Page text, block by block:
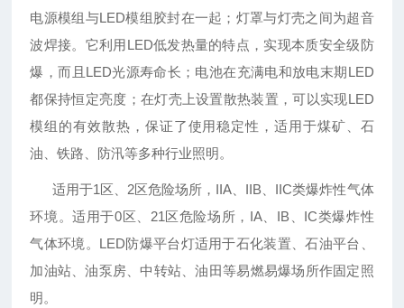
电源模组与LED模组胶封在一起；灯罩与灯壳之间为超音
波焊接。它利用LED低发热量的特点，实现本质安全级防
爆，而且LED光源寿命长；电池在充满电和放电末期LED
都保持恒定亮度；在灯壳上设置散热装置，可以实现LED
模组的有效散热，保证了使用稳定性，适用于煤矿、石
油、铁路、防汛等多种行业照明。
适用于1区、2区危险场所，IIA、IIB、IIC类爆炸性气体
环境。适用于0区、21区危险场所，IA、IB、IC类爆炸性
气体环境。LED防爆平台灯适用于石化装置、石油平台、
加油站、油泵房、中转站、油田等易燃易爆场所作固定照
明。